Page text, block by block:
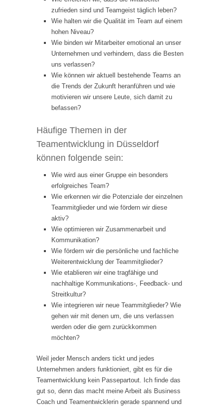
zufrieden sind und Teamgeist täglich leben?
Wie halten wir die Qualität im Team auf einem
hohen Niveau?
Wie binden wir Mitarbeiter emotional an unser
Unternehmen und verhindern, dass die Besten
uns verlassen?
Wie können wir aktuell bestehende Teams an
die Trends der Zukunft heranführen und wie
motivieren wir unsere Leute, sich damit zu
befassen?
Häufige Themen in der
Teamentwicklung in Düsseldorf
können folgende sein:
Wie wird aus einer Gruppe ein besonders
erfolgreiches Team?
Wie erkennen wir die Potenziale der einzelnen
Teammitglieder und wie fördern wir diese
aktiv?
Wie optimieren wir Zusammenarbeit und
Kommunikation?
Wie fördern wir die persönliche und fachliche
Weiterentwicklung der Teammitglieder?
Wie etablieren wir eine tragfähige und
nachhaltige Kommunikations-, Feedback- und
Streitkultur?
Wie integrieren wir neue Teammitglieder? Wie
gehen wir mit denen um, die uns verlassen
werden oder die gern zurückkommen
möchten?
Weil jeder Mensch anders tickt und jedes
Unternehmen anders funktioniert, gibt es für die
Teamentwicklung kein Passepartout. Ich finde das
gut so, denn das macht meine Arbeit als Business
Coach und Teamentwicklerin gerade spannend und